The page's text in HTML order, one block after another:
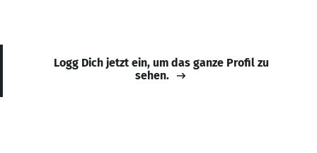
Logg Dich jetzt ein, um das ganze Profil zu
sehen.